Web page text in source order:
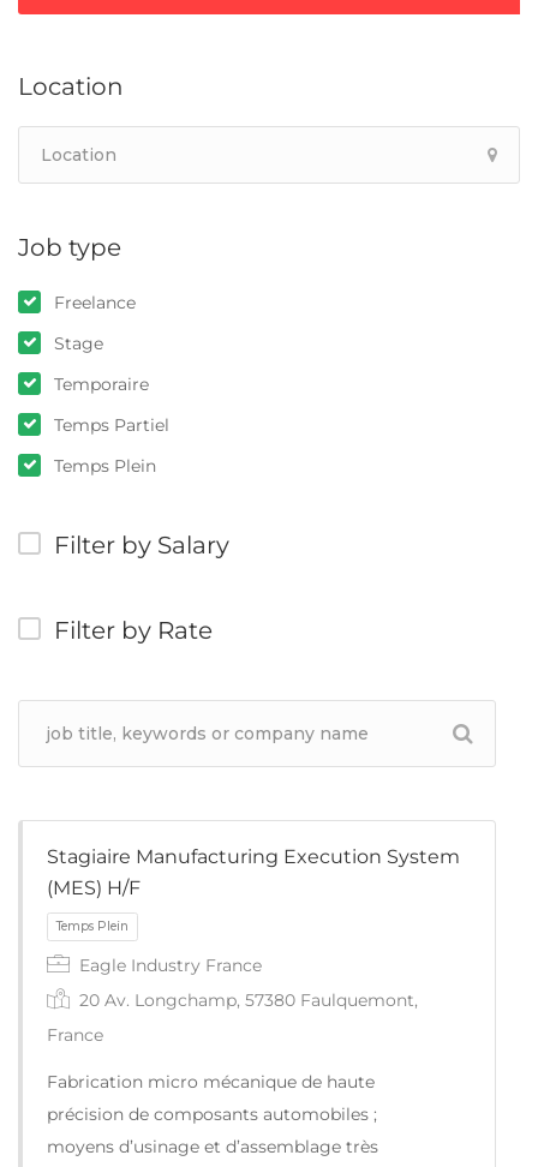
Location
Job type
Freelance
Stage
Temporaire
Temps Partiel
Temps Plein
Filter by Salary
Filter by Rate
Stagiaire Manufacturing Execution System
(MES) H/F
Eagle Industry France
20 Av. Longchamp, 57380 Faulquemont,
France
Fabrication micro mécanique de haute
précision de composants automobiles ;
moyens d’usinage et d’assemblage très